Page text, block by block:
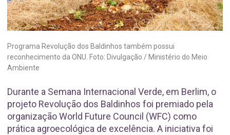
Programa Revolução dos Baldinhos também possui
reconhecimento da ONU. Foto: Divulgação / Ministério do Meio
Ambiente
Durante a Semana Internacional Verde, em Berlim, o
projeto Revolução dos Baldinhos foi premiado pela
organização World Future Council (WFC) como
prática agroecológica de excelência. A iniciativa foi